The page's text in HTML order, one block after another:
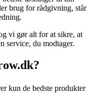
brug for rådgivning, står
vi gør alt for at sikre, at
service, du modtager.
kun de bedste produkter